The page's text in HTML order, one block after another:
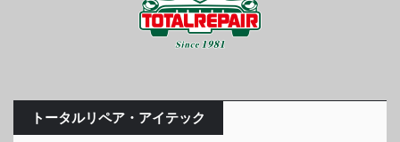
トータルリペア・アイテック